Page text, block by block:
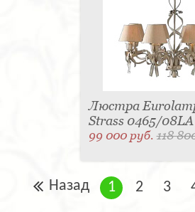
Люстра
Strass 0465/
99 000 руб.118
Назад 1 2 3